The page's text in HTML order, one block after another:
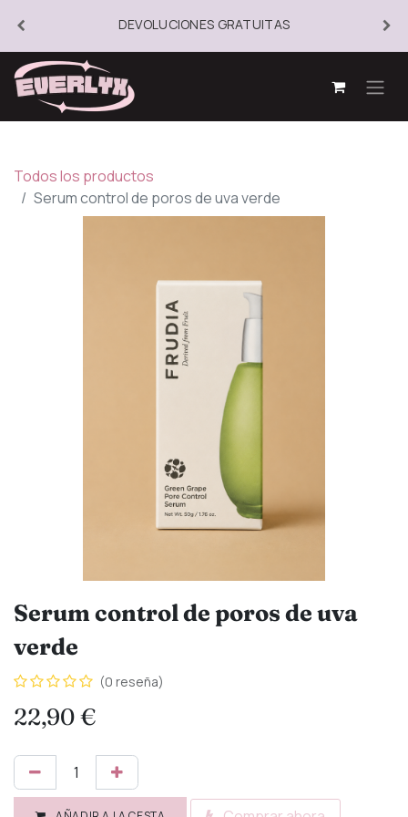
DEVOLUCIONES GRATUITAS
Todos los productos
Serum control de poros de uva verde
Serum control de poros de uva
verde
(0 reseña)
22,90€